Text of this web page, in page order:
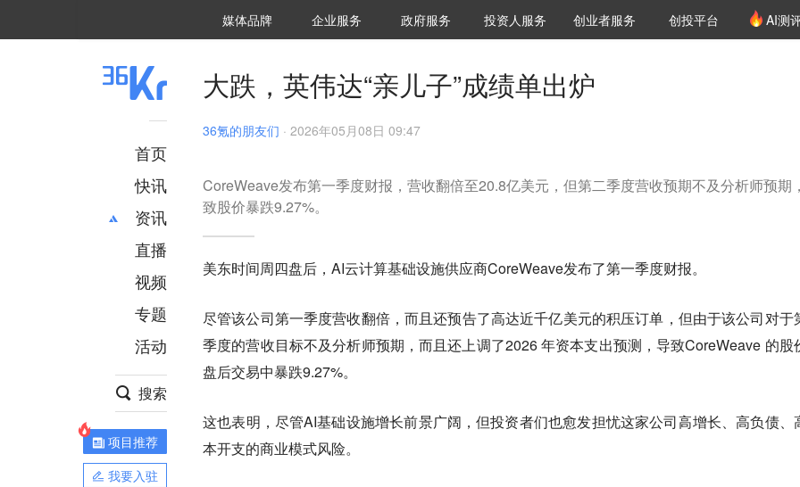
媒体品牌 36Kr研究院
企业服务 城市之窗
政府服务 VClub投资机构库
投资机构职位推介
投资人服务 创投氪堂
创业者服务 创投平台 AI测
首页
快讯
资讯
推荐
财经
项目推荐
安徽
直播
视频
专题
活动
搜索
项目推荐
我要入驻
大跌，英伟达“亲儿子”成绩单出炉
36氪的朋友们 · 2026年05月08日 09:47
CoreWeave发布第一季度财报，营收翻倍至20.8亿美元，但第二季度营收预期不及分析师预期
致股价暴跌9.27%。
美东时间周四盘后，AI云计算基础设施供应商CoreWeave发布了第一季度财报。
尽管该公司第一季度营收翻倍，而且还预告了高达近千亿美元的积压订单，但由于该公司对于
季度的营收目标不及分析师预期，而且还上调了2026 年资本支出预测，导致CoreWeave 的股
盘后交易中暴跌9.27%。
这也表明，尽管AI基础设施增长前景广阔，但投资者们也愈发担忧这家公司高增长、高负债、
本开支的商业模式风险。